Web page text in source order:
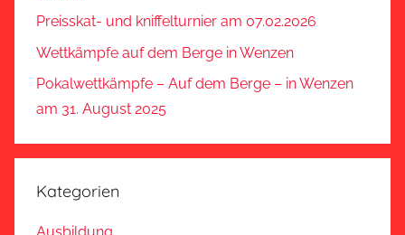
Preisskat- und kniffelturnier am 07.02.2026
Wettkämpfe auf dem Berge in Wenzen
Pokalwettkämpfe – Auf dem Berge – in Wenzen
am 31. August 2025
Kategorien